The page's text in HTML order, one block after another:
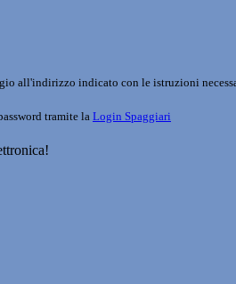
all'indirizzo indicato con le istruzioni
tramite la Login Spaggiari